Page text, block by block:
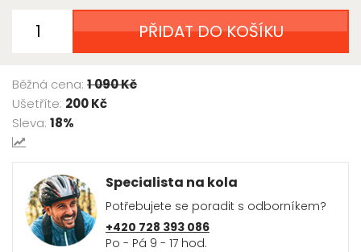
PŘIDAT DO KOŠÍKU
Běžná cena: 1 090 Kč
Ušetříte: 200 Kč
Sleva: 18%
Specialista na kola
Potřebujete se poradit s odborníkem?
+420 728 393 086
Po - Pá 9 - 17 hod.